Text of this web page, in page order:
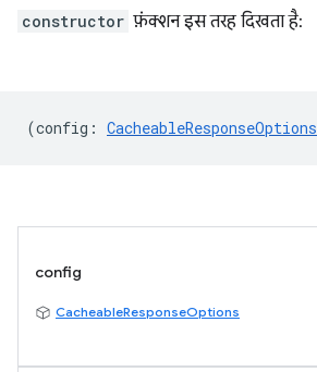
constructor फ़ंक्शन इस तरह दिखता है:
(config : CacheableResponseOptions
config
CacheableResponseOptions